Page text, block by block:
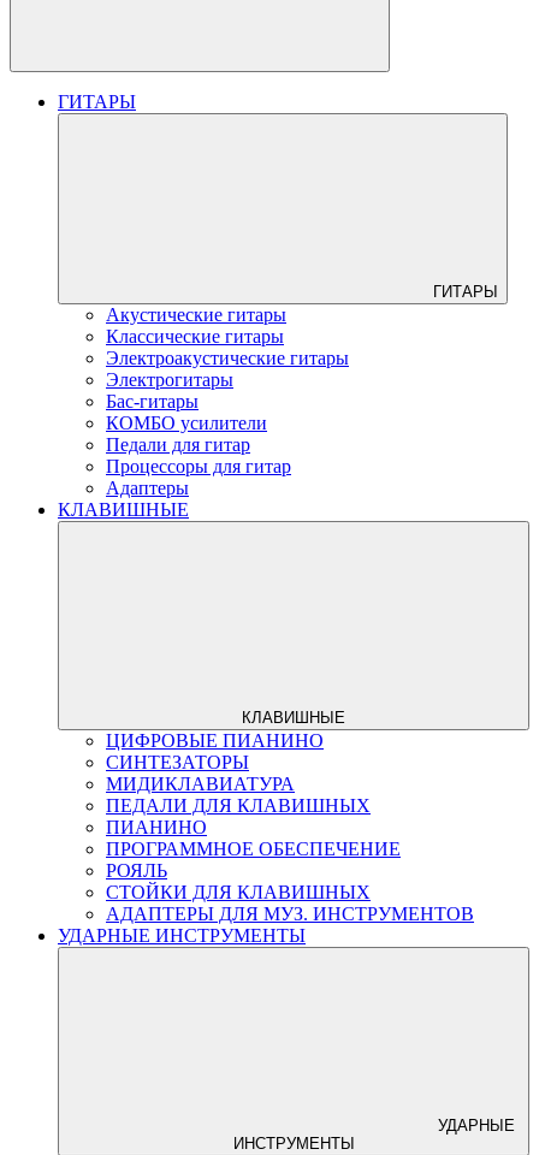
ГИТАРЫ
ГИТАРЫ
Акустические гитары
Классические гитары
Электроакустические гитары
Электрогитары
Бас-гитары
КОМБО усилители
Педали для гитар
Процессоры для гитар
Адаптеры
КЛАВИШНЫЕ
КЛАВИШНЫЕ
ЦИФРОВЫЕ ПИАНИНО
СИНТЕЗАТОРЫ
МИДИКЛАВИАТУРА
ПЕДАЛИ ДЛЯ КЛАВИШНЫХ
ПИАНИНО
ПРОГРАММНОЕ ОБЕСПЕЧЕНИЕ
РОЯЛЬ
СТОЙКИ ДЛЯ КЛАВИШНЫХ
АДАПТЕРЫ ДЛЯ МУЗ. ИНСТРУМЕНТОВ
УДАРНЫЕ ИНСТРУМЕНТЫ
УДАРНЫЕ
ИНСТРУМЕНТЫ